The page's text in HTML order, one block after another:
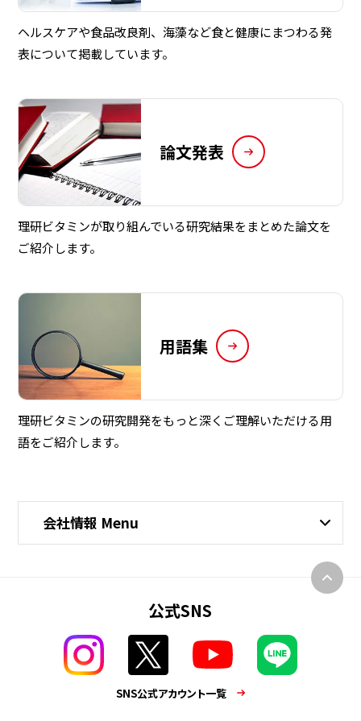
ヘルスケアや食品改良剤、海藻など食と健康にまつわる発
表について掲載しています。
論文発表
理研ビタミンが取り組んでいる研究結果をまとめた論文を
ご紹介します。
用語集
理研ビタミンの研究開発をもっと深くご理解いただける用
語をご紹介します。
会社情報 Menu
公式SNS
SNS公式アカウント一覧